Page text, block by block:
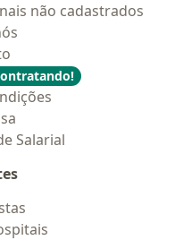
não cadastrados
Salarial